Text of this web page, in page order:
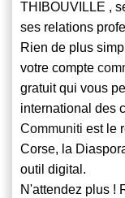
THIBOUVILLE ,
ses relations
Rien de plus
votre compte
gratuit qui vous
international des
Communiti est le
Corse, la
outil digital.
N'attendez plus !